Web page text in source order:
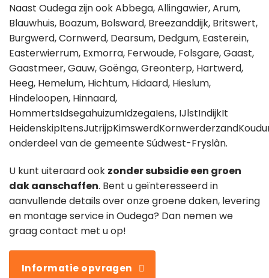
Naast Oudega zijn ook Abbega, Allingawier, Arum,
Blauwhuis, Boazum, Bolsward, Breezanddijk, Britswert,
Burgwerd, Cornwerd, Dearsum, Dedgum, Easterein,
Easterwierrum, Exmorra, Ferwoude, Folsgare, Gaast,
Gaastmeer, Gauw, Goënga, Greonterp, Hartwerd,
Heeg, Hemelum, Hichtum, Hidaard, Hieslum,
Hindeloopen, Hinnaard,
HommertsIdsegahuizumIdzegaIens, IJlstIndijkIt
onderdeel van de gemeente Súdwest-Fryslân.
U kunt uiteraard ook zonder subsidie een groen
dak aanschaffen. Bent u geïnteresseerd in
aanvullende details over onze groene daken, levering
en montage service in Oudega? Dan nemen we
graag contact met u op!
Informatie opvragen